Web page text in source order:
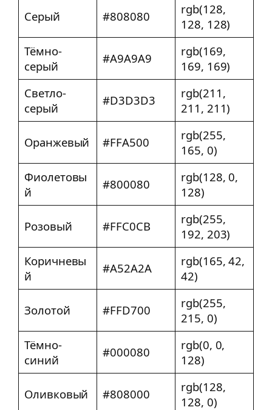
Серый #808080
rgb(128,
128, 128)
Тёмно-
серый
#A9A9A9
rgb(169,
169, 169)
Светло-
серый
#D3D3D3
rgb(211,
211, 211)
Оранжевый #FFA500
rgb(255,
165, 0)
Фиолетовы
й
#800080
rgb(128, 0,
128)
Розовый #FFC0CB
rgb(255,
192, 203)
Коричневы
й
#A52A2A
rgb(165, 42,
42)
Золотой #FFD700
rgb(255,
215, 0)
Тёмно-
синий
#000080
rgb(0, 0,
128)
Оливковый #808000
rgb(128,
128, 0)